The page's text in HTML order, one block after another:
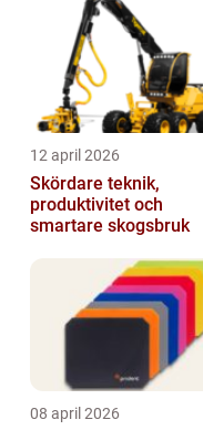
12 april 2026
Skördare teknik,
produktivitet och
smartare skogsbruk
08 april 2026